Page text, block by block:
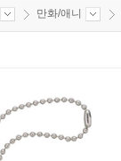
만화/애니